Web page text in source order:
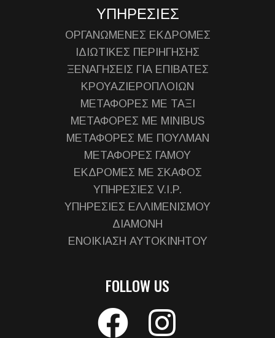
ΥΠΗΡΕΣΙΕΣ
ΟΡΓΑΝΩΜΕΝΕΣ ΕΚΔΡΟΜΕΣ
ΙΔΙΩΤΙΚΕΣ ΠΕΡΙΗΓΗΣΗΣ
ΞΕΝΑΓΗΣΕΙΣ ΓΙΑ ΕΠΙΒΑΤΕΣ
ΚΡΟΥΑΖΙΕΡΟΠΛΟΙΩΝ
ΜΕΤΑΦΟΡΕΣ ΜΕ ΤΑΞΙ
ΜΕΤΑΦΟΡΕΣ ΜΕ MINIBUS
ΜΕΤΑΦΟΡΕΣ ΜΕ ΠΟΥΛΜΑΝ
ΜΕΤΑΦΟΡΕΣ ΓΑΜΟΥ
ΕΚΔΡΟΜΕΣ ΜΕ ΣΚΑΦΟΣ
ΥΠΗΡΕΣΙΕΣ V.I.P.
ΥΠΗΡΕΣΙΕΣ ΕΛΛΙΜΕΝΙΣΜΟΥ
ΔΙΑΜΟΝΗ
ΕΝΟΙΚΙΑΣΗ ΑΥΤΟΚΙΝΗΤΟΥ
FOLLOW US